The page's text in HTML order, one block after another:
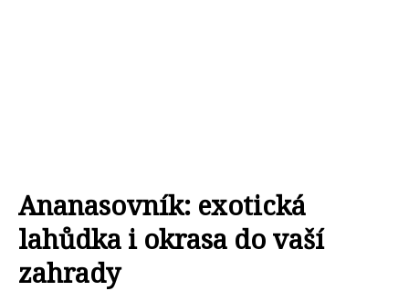
Ananasovník: exotická
lahůdka i okrasa do vaší
zahrady